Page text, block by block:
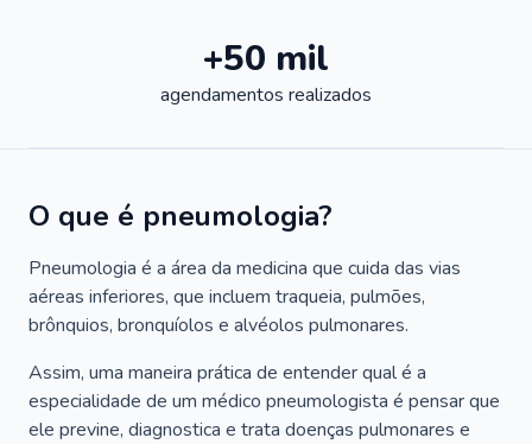
+50 mil
agendamentos realizados
O que é pneumologia?
Pneumologia é a área da medicina que cuida das vias
aéreas inferiores, que incluem traqueia, pulmões,
brônquios, bronquíolos e alvéolos pulmonares.
Assim, uma maneira prática de entender qual é a
especialidade de um médico pneumologista é pensar que
ele previne, diagnostica e trata doenças pulmonares e